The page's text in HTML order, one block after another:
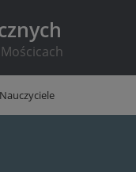
Nauczyciele